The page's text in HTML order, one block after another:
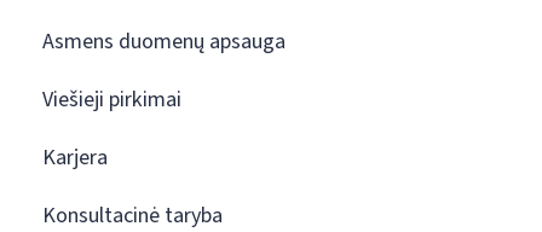
Asmens duomenų apsauga
Viešieji pirkimai
Karjera
Konsultacinė taryba